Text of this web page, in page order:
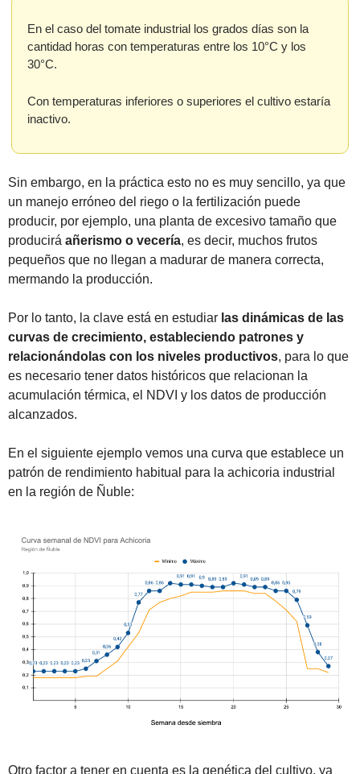
En el caso del tomate industrial los grados días son la
cantidad horas con temperaturas entre los 10°C y los
30°C.
Con temperaturas inferiores o superiores el cultivo estaría
inactivo.
Sin embargo, en la práctica esto no es muy sencillo, ya que
un manejo erróneo del riego o la fertilización puede
producir, por ejemplo, una planta de excesivo tamaño que
producirá añerismo o vecería, es decir, muchos frutos
pequeños que no llegan a madurar de manera correcta,
mermando la producción.
Por lo tanto, la clave está en estudiar las dinámicas de las
curvas de crecimiento, estableciendo patrones y
relacionándolas con los niveles productivos, para lo que
es necesario tener datos históricos que relacionan la
acumulación térmica, el NDVI y los datos de producción
alcanzados.
En el siguiente ejemplo vemos una curva que establece un
patrón de rendimiento habitual para la achicoria industrial
en la región de Ñuble:
Otro factor a tener en cuenta es la genética del cultivo, ya